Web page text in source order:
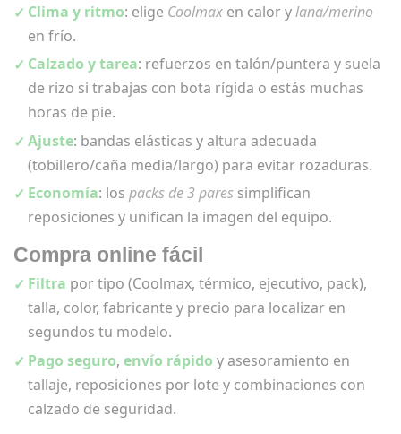
Clima y ritmo: elige Coolmax en calor ylana/merino
en frío.
Calzado y tarea: refuerzos en talón/puntera y suela
de rizo si trabajas con bota rígida o estás muchas
horas de pie.
Ajuste: bandas elásticas y altura adecuada
(tobillero/caña media/largo) para evitar rozaduras.
Economía: los packs de 3 pares simplifican
reposiciones y unifican la imagen del equipo.
Compra online fácil
Filtra por tipo (Coolmax, térmico, ejecutivo, pack),
talla, color, fabricante y precio para localizar en
segundos tu modelo.
Pago seguro, envío rápido y asesoramiento en
tallaje, reposiciones por lote y combinaciones con
calzado de seguridad.